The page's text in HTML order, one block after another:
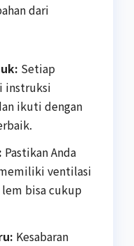
dari
Setiap
instruksi
ikuti dengan
Pastikan Anda
ventilasi
bisa cukup
Kesabaran